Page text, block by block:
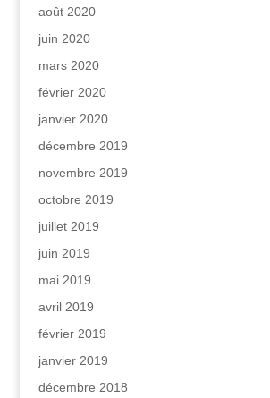
août 2020
juin 2020
mars 2020
février 2020
janvier 2020
décembre 2019
novembre 2019
octobre 2019
juillet 2019
juin 2019
mai 2019
avril 2019
février 2019
janvier 2019
décembre 2018